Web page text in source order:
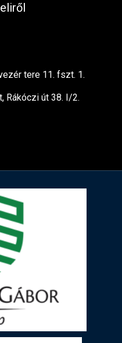
tere 11. fszt. 1.
Rákóczi út 38. I/2.